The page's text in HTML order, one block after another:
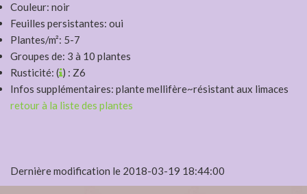
Couleur: noir
Feuilles persistantes: oui
Plantes/m²: 5-7
Groupes de: 3 à 10 plantes
Rusticité: ( ) : Z6
Infos supplémentaires: plante mellifère~résistant aux limaces
retour à la liste des plantes
Dernière modification le 2018-03-19 18:44:00